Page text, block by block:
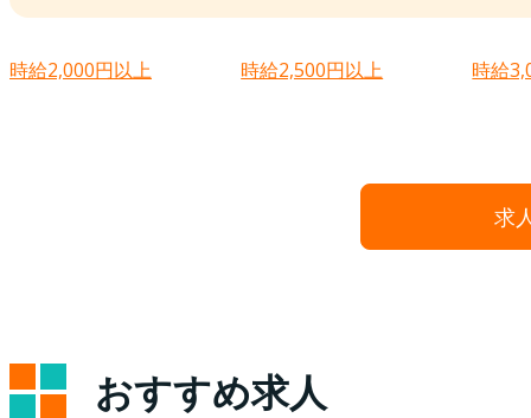
時給2,000円以上 時給2,500円以上 時給
求
おすすめ求人